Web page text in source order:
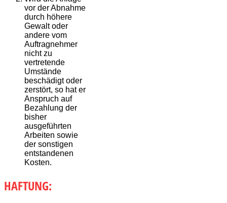
vor der Abnahme
durch höhere
Gewalt oder
andere vom
Auftragnehmer
nicht zu
vertretende
Umstände
beschädigt oder
zerstört, so hat er
Anspruch auf
Bezahlung der
bisher
ausgeführten
Arbeiten sowie
der sonstigen
entstandenen
Kosten.
HAFTUNG: